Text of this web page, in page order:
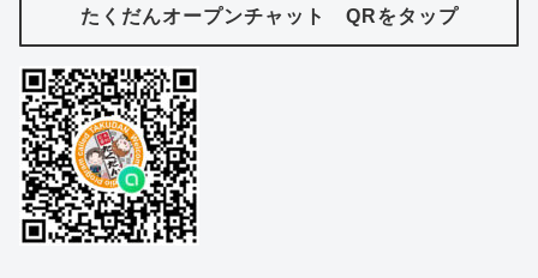
たくだんオープンチャット QRをタップ